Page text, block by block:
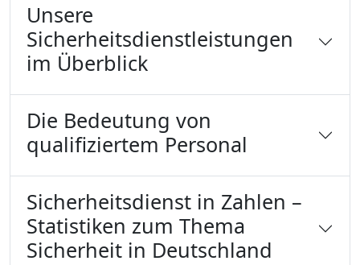
Unsere
Sicherheitsdienstleistungen
im Überblick
Die Bedeutung von
qualifiziertem Personal
Sicherheitsdienst in Zahlen –
Statistiken zum Thema
Sicherheit in Deutschland